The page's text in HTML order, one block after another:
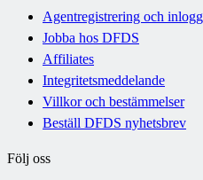
Agentregistrering och
Jobba hos DFDS
Affiliates
Integritetsmeddelande
Villkor och bestämmelser
Beställ DFDS nyhetsbrev
Följ oss